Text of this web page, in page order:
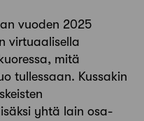
vuoden 2025
virtuaalisella
mitä
tullessaan. Kussakin
yhtä lain osa-